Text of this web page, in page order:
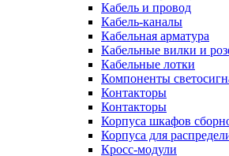
Кабель и провод
Кабель-каналы
Кабельная арматура
Кабельные вилки и
Кабельные лотки
Компоненты
Контакторы
Контакторы
Корпуса шкафов
Корпуса для
Кросс-модули